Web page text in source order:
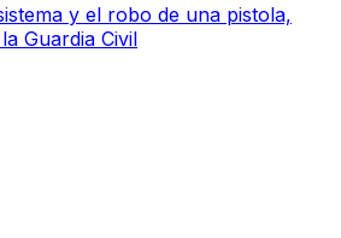
y el robo de una pistola,
Guardia Civil